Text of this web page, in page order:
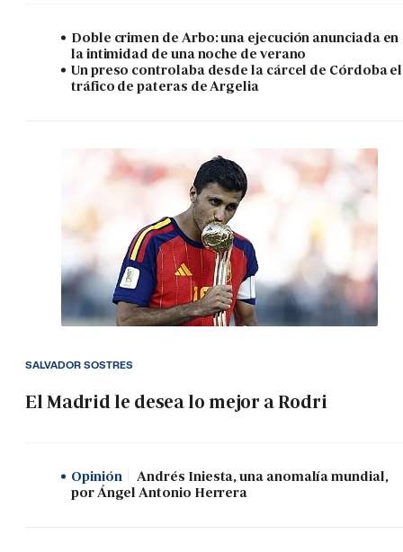
Doble crimen de Arbo: una ejecución anunciada en
la intimidad de una noche de verano
Un preso controlaba desde la cárcel de Córdoba el
tráfico de pateras de Argelia
El Madrid le desea lo mejor a Rodri
SALVADOR SOSTRES
Opinión
Andrés Iniesta, una anomalía mundial,
por Ángel Antonio Herrera